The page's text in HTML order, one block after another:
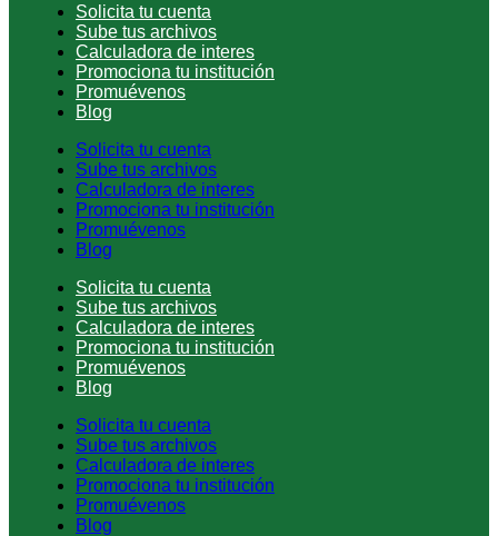
Solicita tu cuenta
Sube tus archivos
Calculadora de interes
Promociona tu institución
Promuévenos
Blog
Solicita tu cuenta
Sube tus archivos
Calculadora de interes
Promociona tu institución
Promuévenos
Blog
Solicita tu cuenta
Sube tus archivos
Calculadora de interes
Promociona tu institución
Promuévenos
Blog
Solicita tu cuenta
Sube tus archivos
Calculadora de interes
Promociona tu institución
Promuévenos
Blog